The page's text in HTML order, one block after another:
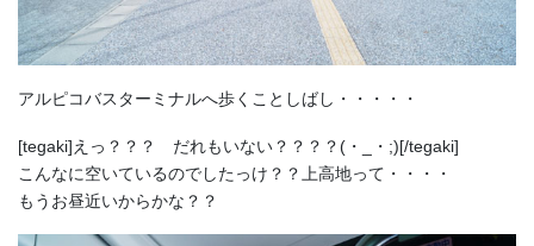
アルピコバスターミナルへ歩くことしばし・・・・・
[tegaki]えっ？？？ だれもいない？？？？(・_・;)[/tegaki]
こんなに空いているのでしたっけ？？上高地って・・・・
もうお昼近いからかな？？